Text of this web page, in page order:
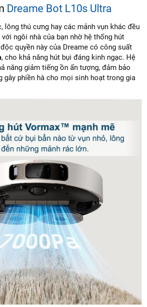
Dreame Bot L10s Ultra
lông thú cưng hay các mảnh vụn khác đều
ngôi nhà của bạn nhờ hệ thống hút
quyền này của Dreame có công suất
, cho khả năng hút bụi đáng kinh ngạc. Hệ
năng giảm tiếng ồn ấn tượng, đảm bảo
gây phiền hà cho mọi sinh hoạt trong gia